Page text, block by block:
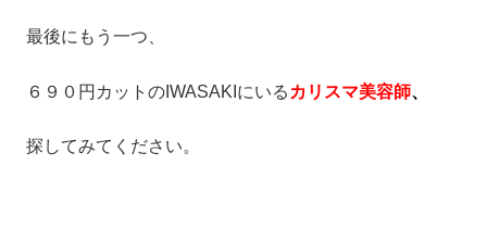
最後にもう一つ、
６９０円カットのIWASAKIにいる カリスマ美容師、
探してみてください。